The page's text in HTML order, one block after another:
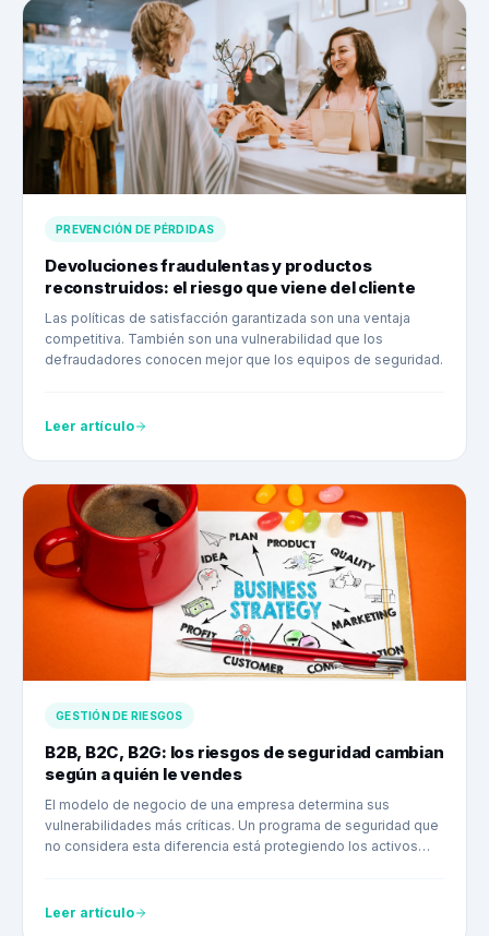
PREVENCIÓN DE PÉRDIDAS
Devoluciones fraudulentas y productos
reconstruidos: el riesgo que viene del cliente
Las políticas de satisfacción garantizada son una ventaja
competitiva. También son una vulnerabilidad que los
defraudadores conocen mejor que los equipos de seguridad.
Leer artículo
GESTIÓN DE RIESGOS
B2B, B2C, B2G: los riesgos de seguridad cambian
según a quién le vendes
El modelo de negocio de una empresa determina sus
vulnerabilidades más críticas. Un programa de seguridad que
no considera esta diferencia está protegiendo los activos
Leer artículo